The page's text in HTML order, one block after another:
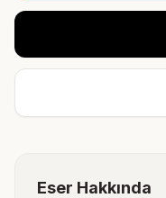
Eser Hakkında